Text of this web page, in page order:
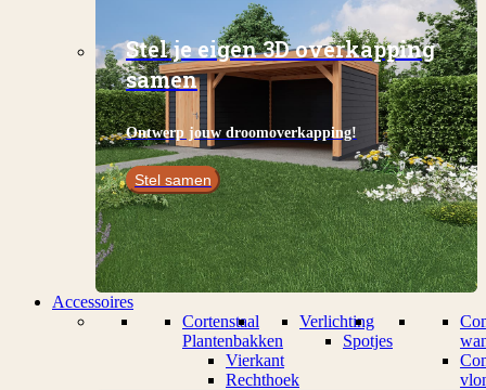
Stel je eigen 3D overkapping
samen
Ontwerp jouw droomoverkapping!
Stel samen
Accessoires
Cortenstaal
Plantenbakken
Vierkant
Rechthoek
Verlichting
Spotjes